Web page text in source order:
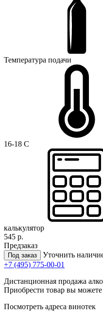
Температура подачи
16-18 C
калькулятор
545 р.
Предзаказ
Под заказ
Уточнить
+7 (495) 775-00-01
Дистанционная продажа
Приобрести товар вы
Посмотреть адреса винотек